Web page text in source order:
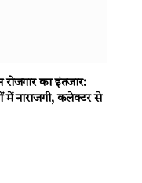
रोजगार का इंतजार:
में नाराजगी, कलेक्टर से